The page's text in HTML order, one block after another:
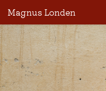
Magnus Londen